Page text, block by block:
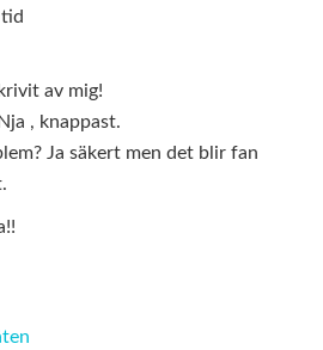
av mig!
, knappast.
Ja säkert men det blir fan